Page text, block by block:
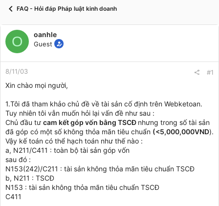
r
FAQ - Hỏi đáp Pháp luật kinh doanh
O oanhle
Guest
8/11/03 #1
Xin chào mọi người,
1.Tôi đã tham khảo chủ đề về tài sản cố định trên Webketoan.
Tuy nhiên tôi vẫn muốn hỏi lại vấn đề như sau :
Chủ đầu tư cam kết góp vốn bằng TSCĐ nhưng trong số tài sản
đã góp có một số không thỏa mãn tiêu chuẩn (<5,000,000VND).
Vậy kế toán có thể hạch toán như thế nào :
a, N211/C411 : toàn bộ tài sản góp vốn
sau đó :
N153(242)/C211 : tài sản không thỏa mãn tiêu chuẩn TSCĐ
b, N211 : TSCĐ
N153 : tài sản không thỏa mãn tiêu chuẩn TSCĐ
C411